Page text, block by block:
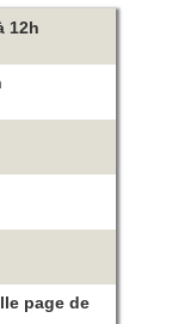
12h
page de